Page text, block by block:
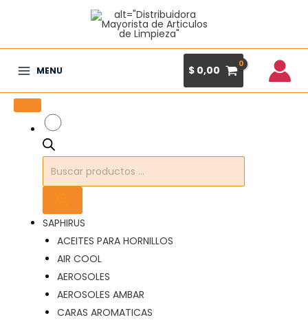
Menu
MENU $ 0,00
Búsqueda
de
SAPHIRUS
ACEITES PARA HORNILLOS
AIR COOL
AEROSOLES
AEROSOLES AMBAR
CARAS AROMATICAS